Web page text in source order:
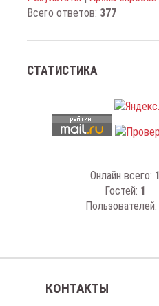
Всего ответов: 377
СТАТИСТИКА
Онлайн всего: 1
Гостей: 1
Пользователей:
КОНТАКТЫ